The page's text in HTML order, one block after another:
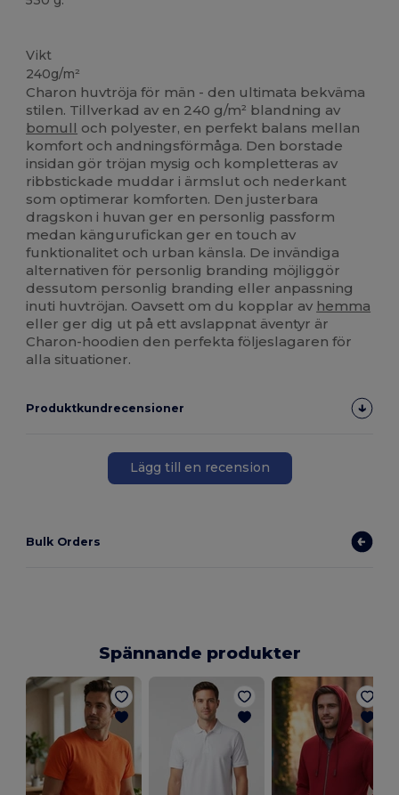
Vikt
240g/m²
Charon huvtröja för män - den ultimata bekväma
stilen. Tillverkad av en 240 g/m² blandning av
bomull och polyester, en perfekt balans mellan
komfort och andningsförmåga. Den borstade
insidan gör tröjan mysig och kompletteras av
ribbstickade muddar i ärmslut och nederkant
som optimerar komforten. Den justerbara
dragskon i huvan ger en personlig passform
medan kängurufickan ger en touch av
funktionalitet och urban känsla. De invändiga
alternativen för personlig branding möjliggör
dessutom personlig branding eller anpassning
inuti huvtröjan. Oavsett om du kopplar av hemma
eller ger dig ut på ett avslappnat äventyr är
Charon-hoodien den perfekta följeslagaren för
alla situationer.
Produktkundrecensioner
Lägg till en recension
Bulk Orders
Spännande produkter